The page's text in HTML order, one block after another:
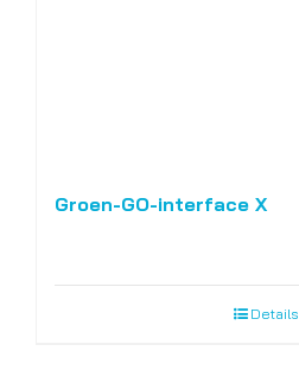
Groen-GO-interface X
Details